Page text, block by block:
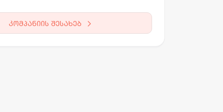
კომპანიის შესახებ